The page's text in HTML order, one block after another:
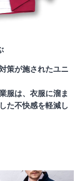
策が施されたユニ
服は、衣服に溜ま
た不快感を軽減し